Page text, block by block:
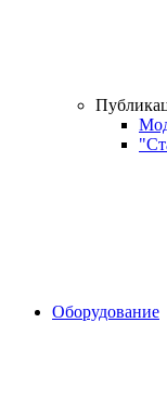
Оборудование